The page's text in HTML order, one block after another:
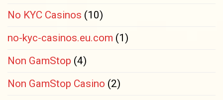
No KYC Casinos (10)
no-kyc-casinos.eu.com (1)
Non GamStop (4)
Non GamStop Casino (2)